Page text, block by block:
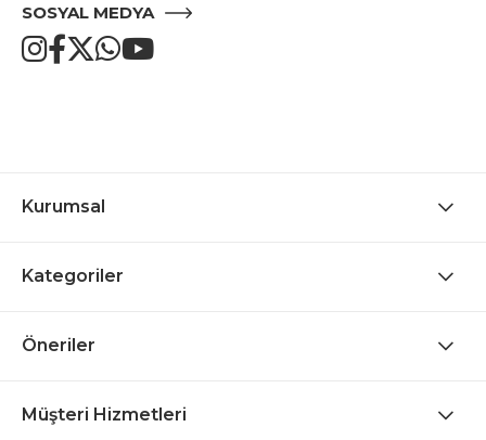
SOSYAL MEDYA
Kurumsal
Kategoriler
Öneriler
Müşteri Hizmetleri